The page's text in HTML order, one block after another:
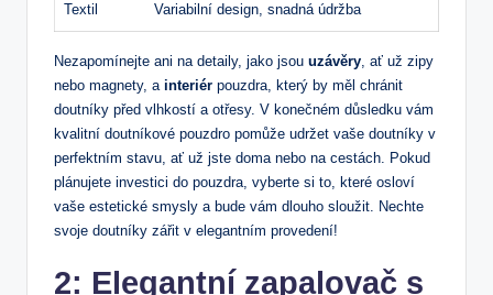
Textil Variabilní design, snadná údržba
Nezapomínejte ani na detaily, jako jsou uzávěry, ať už zipy
nebo magnety, a interiér pouzdra, který by měl chránit
doutníky před vlhkostí a otřesy. V konečném důsledku vám
kvalitní doutníkové pouzdro pomůže udržet vaše doutníky v
perfektním stavu, ať už jste doma nebo na cestách. Pokud
plánujete investici do pouzdra, vyberte si to, které osloví
vaše estetické smysly a bude vám dlouho sloužit. Nechte
svoje doutníky zářit v elegantním provedení!
2: Elegantní zapalovač s